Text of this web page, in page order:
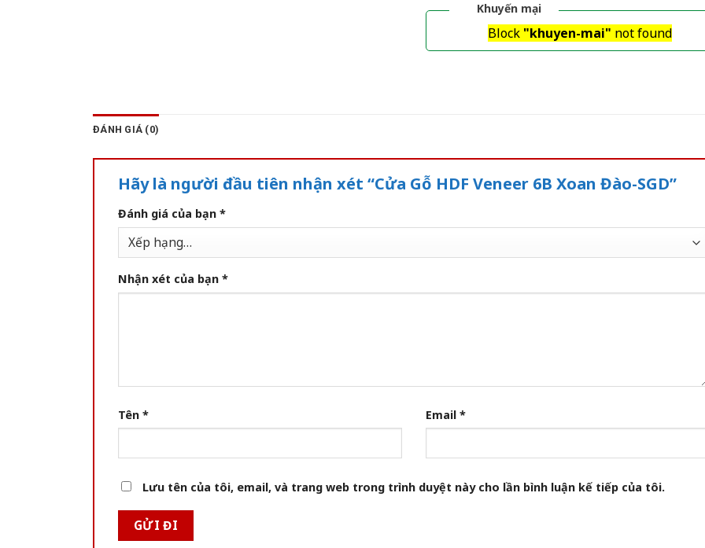
Khuyến mại
Block "khuyen-mai" not found
ĐÁNH GIÁ (0)
Hãy là người đầu tiên nhận xét “Cửa Gỗ HDF Veneer 6B Xoan Đào-SGD”
Đánh giá của bạn *
Nhận xét của bạn *
Tên * Email *
Lưu tên của tôi, email, và trang web trong trình duyệt này cho lần bình luận kế tiếp của tôi.